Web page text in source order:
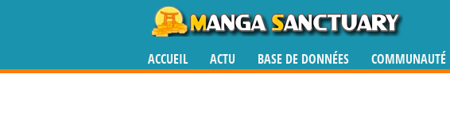
ACCUEIL ACTU BASE DE DONNÉES COMMUNAUTÉ